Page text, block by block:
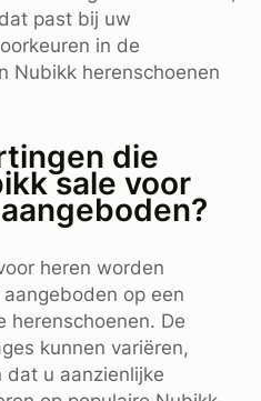
past bij uw
in de
Nubikk herenschoenen
die
sale voor
heren worden
op een
herenschoenen. De
kunnen variëren,
dat u aanzienlijke